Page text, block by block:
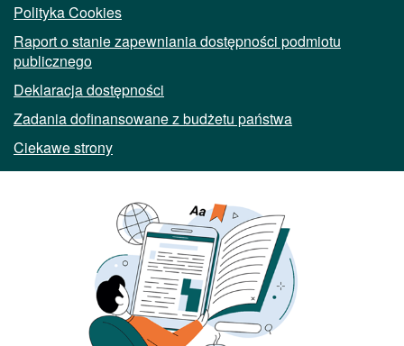
Polityka Cookies
Raport o stanie zapewniania dostępności podmiotu
publicznego
Deklaracja dostępności
Zadania dofinansowane z budżetu państwa
Ciekawe strony